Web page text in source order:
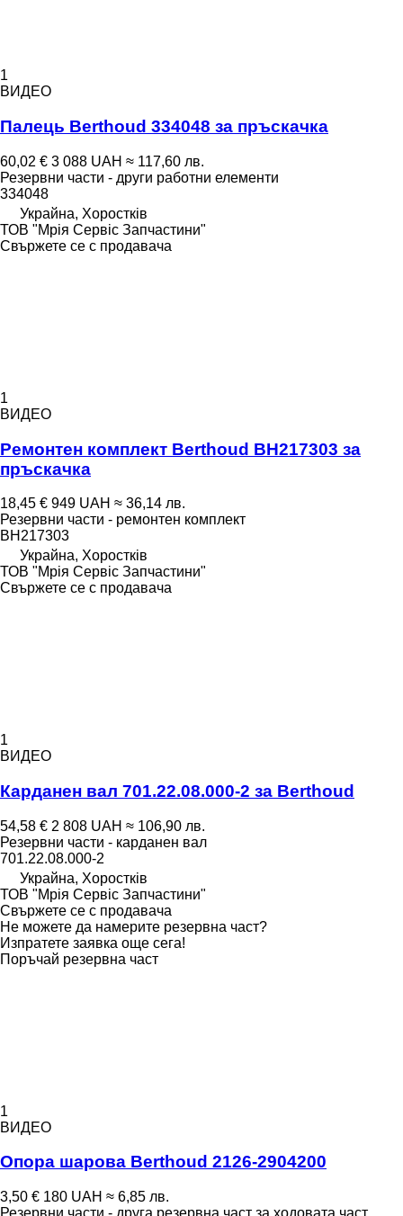
1
ВИДЕО
Палець Berthoud 334048 за пръскачка
60,02 € 3 088 UAH ≈ 117,60 лв.
Резервни части - други работни елементи
334048
Украйна, Хоростків
ТОВ "Мрія Сервіс Запчастини"
Свържете се с продавача
1
ВИДЕО
Ремонтен комплект Berthoud BH217303 за
пръскачка
18,45 € 949 UAH ≈ 36,14 лв.
Резервни части - ремонтен комплект
BH217303
Украйна, Хоростків
ТОВ "Мрія Сервіс Запчастини"
Свържете се с продавача
1
ВИДЕО
Карданен вал 701.22.08.000-2 за Berthoud
54,58 € 2 808 UAH ≈ 106,90 лв.
Резервни части - карданен вал
701.22.08.000-2
Украйна, Хоростків
ТОВ "Мрія Сервіс Запчастини"
Свържете се с продавача
Не можете да намерите резервна част?
Изпратете заявка още сега!
Поръчай резервна част
1
ВИДЕО
Опора шарова Berthoud 2126-2904200
3,50 € 180 UAH ≈ 6,85 лв.